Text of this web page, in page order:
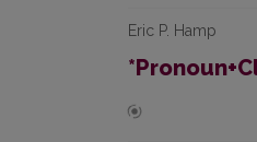
Eric P. Hamp